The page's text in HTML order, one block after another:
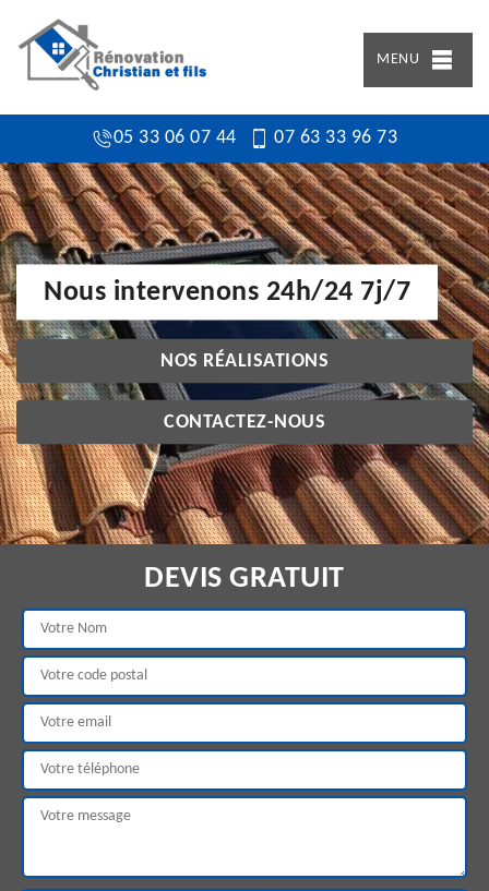
MENU
05 33 06 07 44 07 63 33 96 73
Nous intervenons 24h/24 7j/7
NOS RÉALISATIONS
CONTACTEZ-NOUS
DEVIS GRATUIT